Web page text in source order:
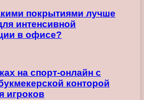
покрытиями лучше
интенсивной
в офисе?
на спорт-онлайн с
конторой
игроков